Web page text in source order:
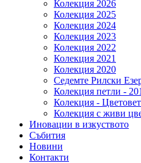
Колекция 2026
Колекция 2025
Колекция 2024
Колекция 2023
Колекция 2022
Колекция 2021
Колекция 2020
Седемте Рилски
Колекция петли -
Колекция -
Колекция с живи
Иновации в изкуството
Събития
Новини
Контакти